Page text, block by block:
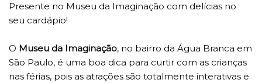
Presente no Museu da Imaginação com delícias no
seu cardápio!
O Museu da Imaginação, no bairro da Água Branca em
São Paulo, é uma boa dica para curtir com as crianças
nas férias, pois as atrações são totalmente interativas e